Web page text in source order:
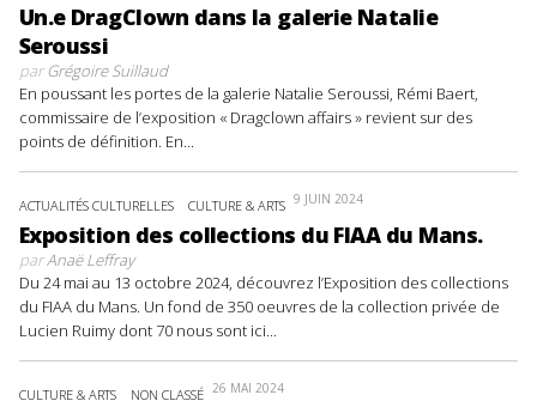
Un.e DragClown dans la galerie Natalie
Seroussi
parGrégoire Suillaud
En poussant les portes de la galerie Natalie Seroussi, Rémi Baert,
commissaire de l’exposition « Dragclown affairs » revient sur des
points de définition. En...
ACTUALITÉS CULTURELLES CULTURE & ARTS 9 JUIN 2024
Exposition des collections du FIAA du Mans.
parAnaë Leffray
Du 24 mai au 13 octobre 2024, découvrez l’Exposition des collections
du FIAA du Mans. Un fond de 350 oeuvres de la collection privée de
Lucien Ruimy dont 70 nous sont ici...
CULTURE & ARTS NON CLASSÉ 26 MAI 2024